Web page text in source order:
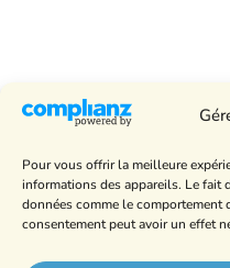
Pour vous offrir la meilleure
informations des appareils. Le fait
données comme le comportement
consentement peut avoir un effet